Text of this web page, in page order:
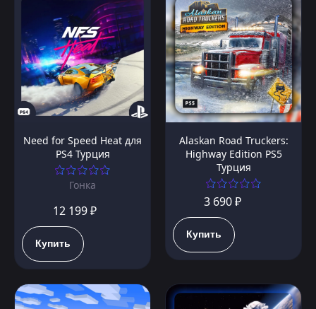
Need for Speed Heat для
PS4 Турция
Гонка
12 199 ₽
Купить
Alaskan Road Truckers:
Highway Edition PS5
Турция
3 690 ₽
Купить